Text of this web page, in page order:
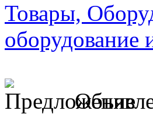
Товары,
оборудование